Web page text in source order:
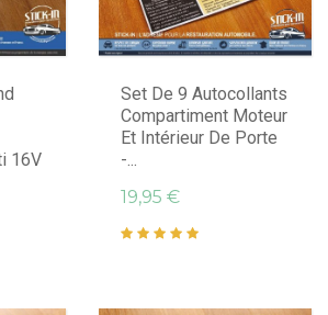
16V
Set De 9 Autocollants
Compartiment Moteur
Et Intérieur De Porte
-...
19,95 €